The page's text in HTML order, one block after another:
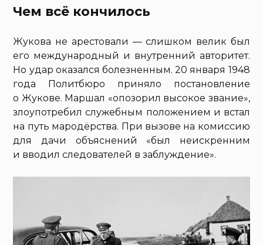
Чем всё кончилось
Жукова не арестовали — слишком велик был
его международный и внутренний авторитет.
Но удар оказался болезненным. 20 января 1948
года Политбюро приняло постановление
о Жукове. Маршал «опозорил высокое звание»,
злоупотребил служебным положением и встал
на путь мародёрства. При вызове на комиссию
для дачи объяснений «был неискренним
и вводил следователей в заблуждение».